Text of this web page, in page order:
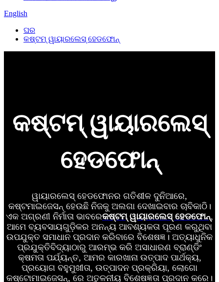
English
ଘର
କଷ୍ଟମ୍ ୱାୟାରଲେସ୍ ହେଡଫୋନ୍
କଷ୍ଟମ୍ ୱାୟାରଲେସ୍
ହେଡଫୋନ୍
ୱାୟାରଲେସ୍ ହେଡଫୋନର ଗତିଶୀଳ ଦୁନିଆରେ,
କଷ୍ଟମାଇଜେସନ୍ ହେଉଛି ନିଜକୁ ଅଲଗା ଦେଖାଇବାର ଚାବିକାଠି।
ଏକ ଅଗ୍ରଣୀ ନିର୍ମାତା ଭାବରେକଷ୍ଟମ୍ ୱାୟାରଲେସ୍ ହେଡଫୋନ୍,
ଆମେ ବ୍ୟବସାୟଗୁଡ଼ିକର ଅନନ୍ୟ ଆବଶ୍ୟକତା ପୂରଣ କରୁଥିବା
ଉପଯୁକ୍ତ ସମାଧାନ ପ୍ରଦାନ କରିବାରେ ବିଶେଷଜ୍ଞ। ଅତ୍ୟାଧୁନିକ
ପ୍ରଯୁକ୍ତିବିଦ୍ୟାଠାରୁ ଆରମ୍ଭ କରି ଅସାଧାରଣ ବ୍ରାଣ୍ଡିଂ
କ୍ଷମତା ପର୍ଯ୍ୟନ୍ତ, ଆମର କାରଖାନା ଉତ୍ପାଦ ପାର୍ଥକ୍ୟ,
ପ୍ରୟୋଗ ବହୁମୁଖୀତା, ଉତ୍ପାଦନ ପ୍ରକ୍ରିୟା, ଲୋଗୋ
କଷ୍ଟୋମାଇଜେସନ୍, ରେ ଅତୁଳନୀୟ ବିଶେଷଜ୍ଞତା ପ୍ରଦାନ କରେ।